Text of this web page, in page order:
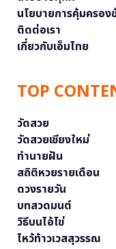
นโยบายการคุ้มครอ
ติดต่อเรา
เกี่ยวกับเอ็มไทย
TOP
วัดสวย
วัดสวยเชียงใหม่
ทำนายฝัน
สถิติหวยรายเดือน
ดวงรายวัน
บทสวดมนต์
วิธีบนไอ้ไข่
ไหว้ท้าวเวสสุวรรณ